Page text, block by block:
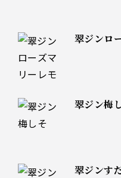
翠ジン
翠ジン梅
翠ジンす